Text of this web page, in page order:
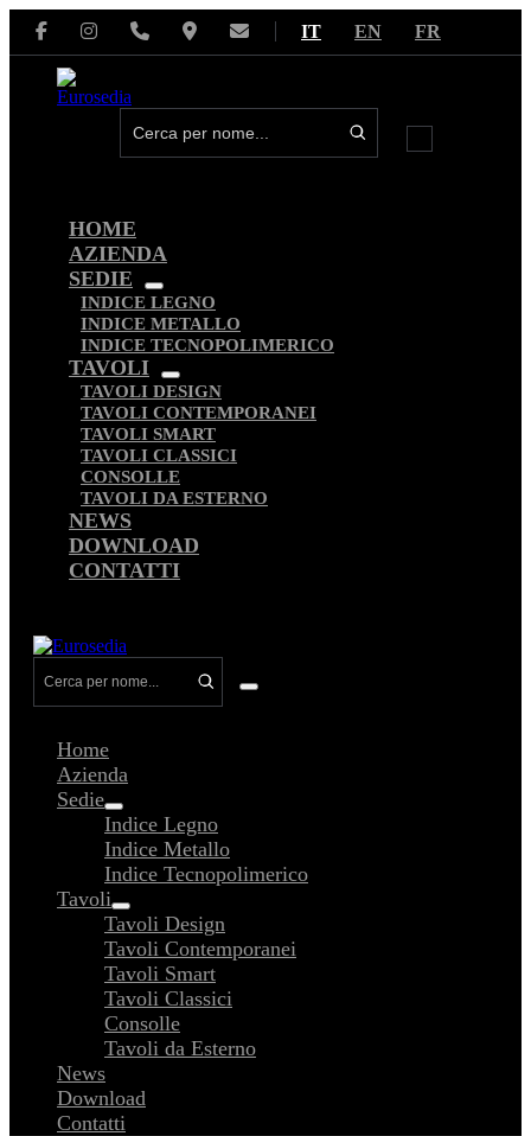
Salta
contenuto
IT EN FR
Attiva/
HOME
AZIENDA
SEDIE
Attiva/disattiva
menu
INDICE LEGNO
INDICE METALLO
INDICE TECNOPOLIMERICO
TAVOLI
Attiva/disattiva
menu
TAVOLI DESIGN
TAVOLI CONTEMPORANEI
TAVOLI SMART
TAVOLI CLASSICI
CONSOLLE
TAVOLI DA ESTERNO
NEWS
DOWNLOAD
CONTATTI
Attiva/disattiva
Home
Azienda
Sedie
Attiva/disattiva
menu
Indice Legno
Indice Metallo
Indice Tecnopolimerico
Tavoli
Attiva/disattiva
menu
Tavoli Design
Tavoli Contemporanei
Tavoli Smart
Tavoli Classici
Consolle
Tavoli da Esterno
News
Download
Contatti